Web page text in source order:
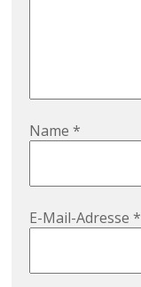
Name*
E-Mail-Adresse*